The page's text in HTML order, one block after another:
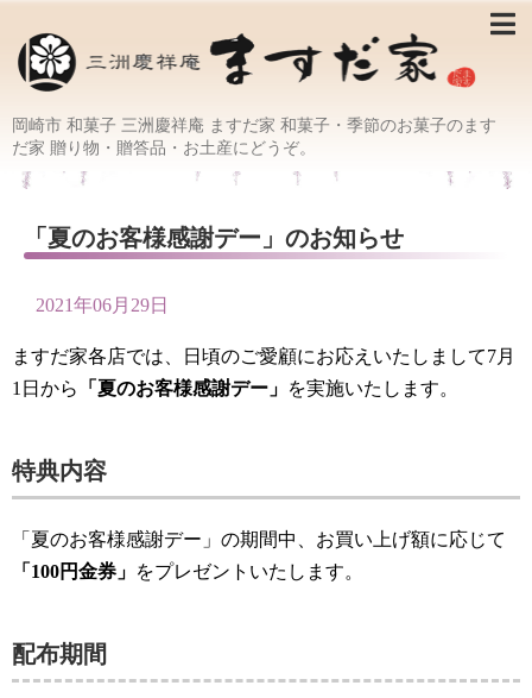
岡崎市 和菓子 三洲慶祥庵 ますだ家 和菓子・季節のお菓子のます
だ家 贈り物・贈答品・お土産にどうぞ。
「夏のお客様感謝デー」のお知らせ
2021年06月29日
ますだ家各店では、日頃のご愛顧にお応えいたしまして7月
1日から
「夏のお客様感謝デー」 を実施いたします。
特典内容
「夏のお客様感謝デー」の期間中、お買い上げ額に応じて
「100円金券」 をプレゼントいたします。
配布期間